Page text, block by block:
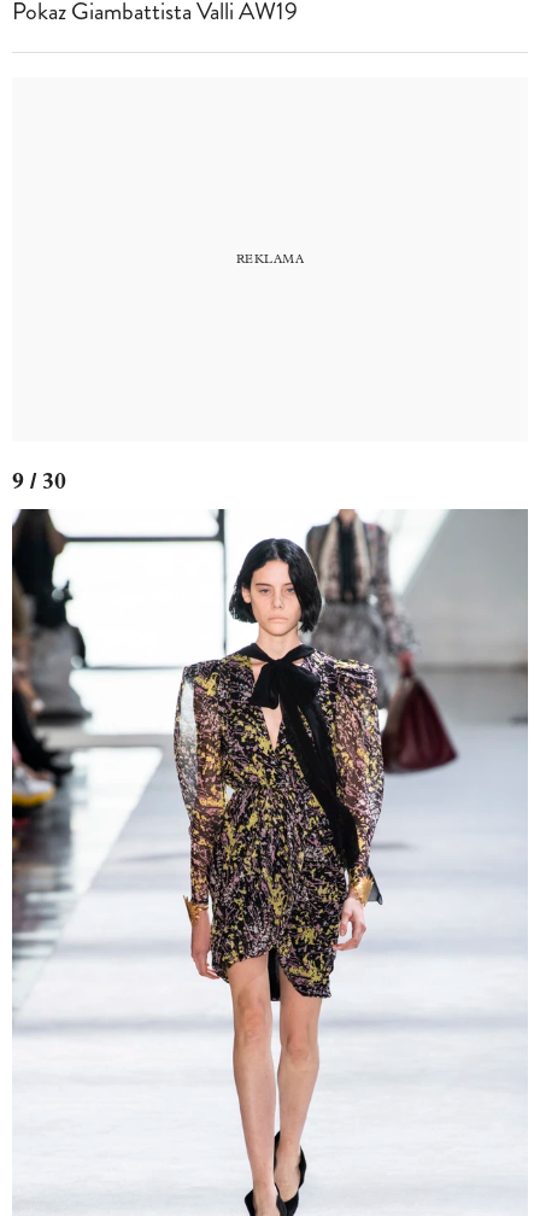
Pokaz Giambattista Valli AW19
9 / 30